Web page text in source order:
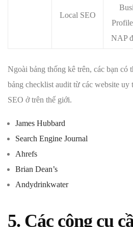
Local SEO
NAP
Ngoài bảng thống kê trên, các bạn có
bảng checklist audit từ các website
SEO ở trên thế giới.
James Hubbard
Search Engine Journal
Ahrefs
Brian Dean’s
Andydrinkwater
5. Các công cụ